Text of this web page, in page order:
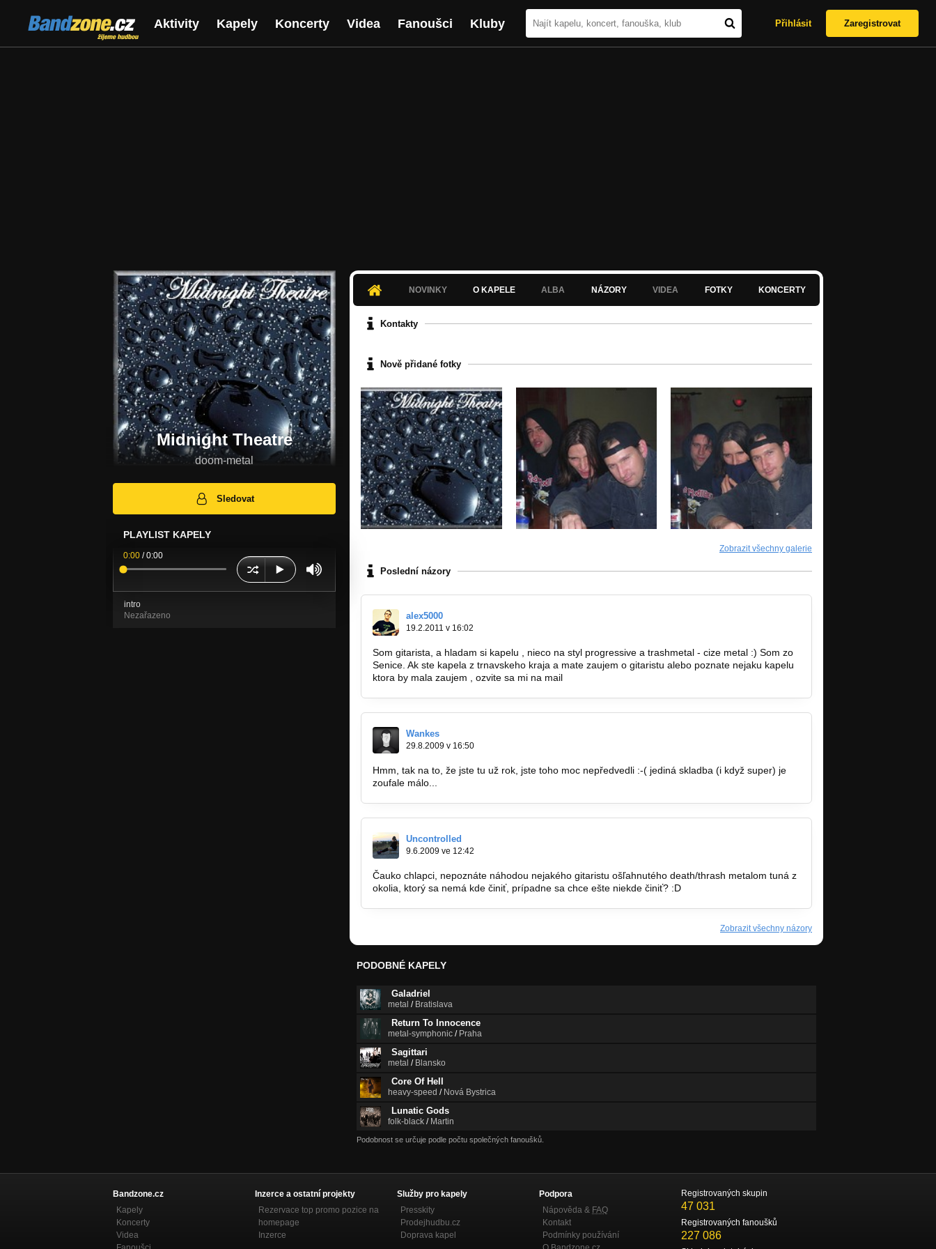
Bandzone.cz
žijeme hudbou
Aktivity Kapely Koncerty Videa Fanoušci Kluby Přihlásit Zaregistrovat
Midnight Theatre
doom-metal
Sledovat
PLAYLIST KAPELY
0:00 /0:00
intro
Nezařazeno
NOVINKY O KAPELE ALBA NÁZORY VIDEA FOTKY KONCERTY
Kontakty
Nově přidané fotky
Zobrazit všechny galerie
Poslední názory
alex5000
19.2.2011 v 16:02
Som gitarista, a hladam si kapelu , nieco na styl progressive a trashmetal - cize metal :) Som zo
Senice. Ak ste kapela z trnavskeho kraja a mate zaujem o gitaristu alebo poznate nejaku kapelu
ktora by mala zaujem , ozvite sa mi na mail
Wankes
29.8.2009 v 16:50
Hmm, tak na to, že jste tu už rok, jste toho moc nepředvedli :-( jediná skladba (i když super) je
zoufale málo...
Uncontrolled
9.6.2009 ve 12:42
Čauko chlapci, nepoznáte náhodou nejakého gitaristu ošľahnutého death/thrash metalom tuná z
okolia, ktorý sa nemá kde činiť, prípadne sa chce ešte niekde činiť? :D
Zobrazit všechny názory
PODOBNÉ KAPELY
Galadriel
metal / Bratislava
Return To Innocence
metal-symphonic / Praha
Sagittari
metal / Blansko
Core Of Hell
heavy-speed / Nová Bystrica
Lunatic Gods
folk-black / Martin
Podobnost se určuje podle počtu společných fanoušků.
Bandzone.cz
Kapely
Koncerty
Videa
Inzerce a ostatní projekty
Rezervace top promo pozice na
homepage
Inzerce
Služby pro kapely
Presskity
Prodejhudbu.cz
Doprava kapel
Podpora
Nápověda & FAQ
Kontakt
Podmínky používání
Registrovaných skupin
47 031
Registrovaných fanoušků
227 086